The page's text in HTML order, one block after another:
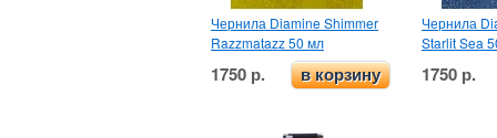
Чернила Diamine Shimmer
Razzmatazz 50 мл
1750 р. в корзину
Чернила
Starlit Sea
1750 р.